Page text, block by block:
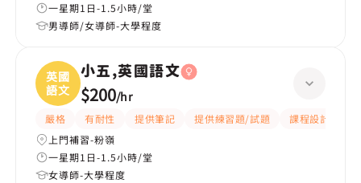
一星期1日-1.5小時/堂
男導師/女導師-大學程度
英國
語文
小五,英國語文
$200/hr
嚴格 有耐性 提供筆記 提供練習題/試題 課程設計
上門補習-粉嶺
一星期1日-1.5小時/堂
女導師-大學程度